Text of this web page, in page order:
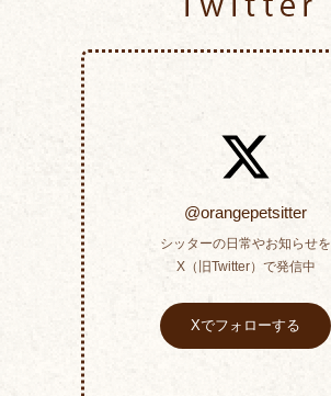
@orangepetsitter
シッターの日常やお知らせを
X（旧Twitter）で発信中
Xでフォローする